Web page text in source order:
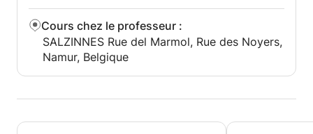
Cours chez le professeur :
SALZINNES Rue del Marmol, Rue des Noyers,
Namur, Belgique